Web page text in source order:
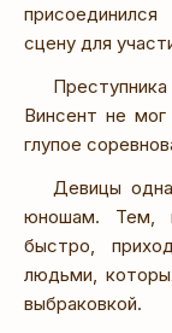
сцену для
Винсент не мог
глупое
Девицы
юношам. Тем,
быстро,
людьми,
выбраковкой.